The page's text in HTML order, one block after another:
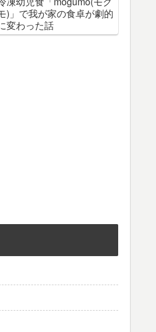
)」で我が家の食卓が劇的
変わった話